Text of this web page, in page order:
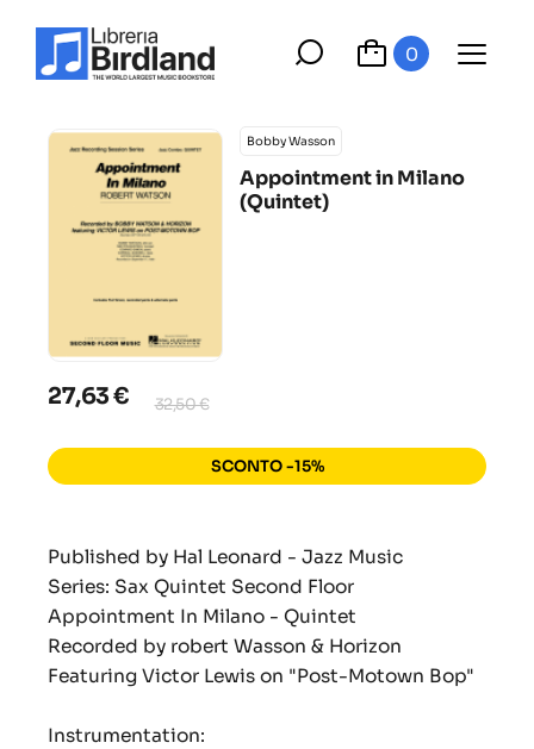
0
Bobby Wasson
Appointment in Milano
(Quintet)
27,63 € 32,50 €
SCONTO -15%
Published by Hal Leonard - Jazz Music
Series: Sax Quintet Second Floor
Appointment In Milano - Quintet
Recorded by robert Wasson & Horizon
Featuring Victor Lewis on "Post-Motown Bop"
Instrumentation: